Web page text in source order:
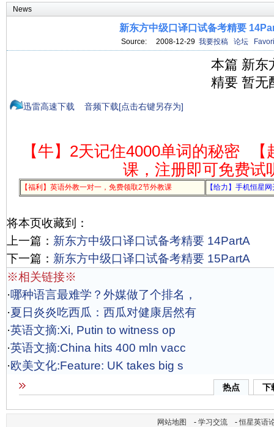
News
新东方中级口译口试备考精要
Source: 2008-12-29 我要投稿 论坛
迅雷高速下载 音频下载[点击右键另存为]
本篇 新东
精要 暂无
【牛】2天记住4000单词的秘密
课，注册即可免费试
【福利】英语外教一对一，免费领取2节外教课 【给力】手机恒星
将本页收藏到：
上一篇： 新东方中级口译口试备考精要 14PartA
下一篇： 新东方中级口译口试备考精要 15PartA
※相关链接※
·哪种语言最难学？外媒做了个排名，
·夏日炎炎吃西瓜：西瓜对健康居然有
·英语文摘:Xi, Putin to witness op
·英语文摘:China hits 400 mln vacc
·欧美文化:Feature: UK takes big s
热点 下
网站地图 - 学习交流 -恒星英语